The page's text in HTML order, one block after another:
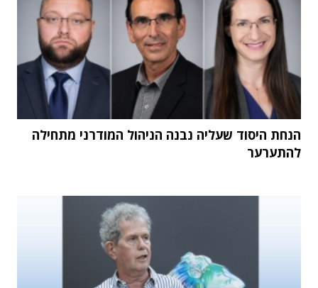
הנחת היסוד שעליה נבנה הניהול המודרני מתחילה
להתערער